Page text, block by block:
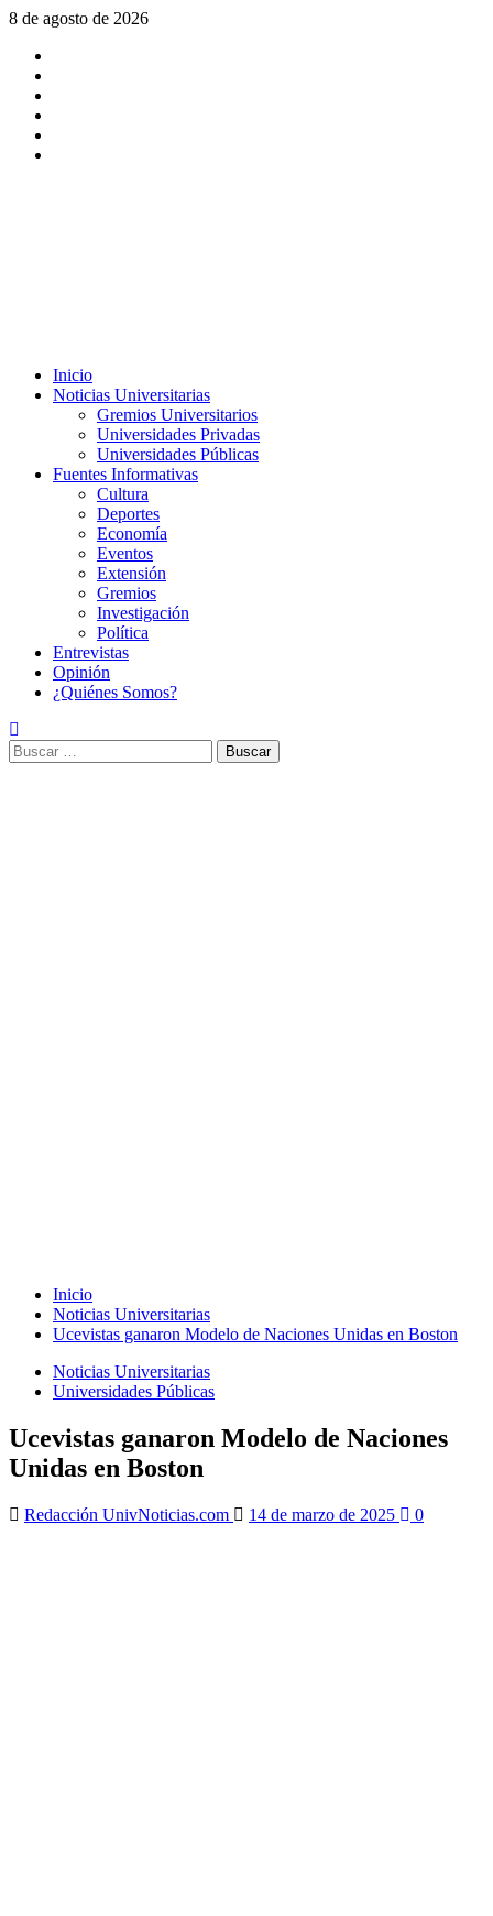
Saltar
contenido
8 de agosto de 2026
Menú
principal
Inicio
Noticias Universitarias
Gremios Universitarios
Universidades Privadas
Universidades Públicas
Fuentes Informativas
Cultura
Deportes
Economía
Eventos
Extensión
Gremios
Investigación
Política
Entrevistas
Opinión
¿Quiénes Somos?
Buscar:
Inicio
Noticias Universitarias
Ucevistas ganaron Modelo de Naciones Unidas en Boston
Noticias Universitarias
Universidades Públicas
Ucevistas ganaron Modelo de Naciones
Unidas en Boston
Redacción UnivNoticias.com 14 de marzo de 2025 0